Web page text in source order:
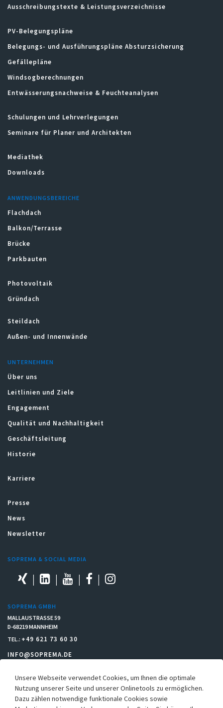
Ausschreibungstexte & Leistungsverzeichnisse
PV-Belegungspläne
Belegungs- und Ausführungspläne Absturzsicherung
Gefällepläne
Windsogberechnungen
Entwässerungsnachweise & Feuchteanalysen
Schulungen und Lehrverlegungen
Seminare für Planer und Architekten
Mediathek
Downloads
ANWENDUNGSBEREICHE
Flachdach
Balkon/Terrasse
Brücke
Parkbauten
Photovoltaik
Gründach
Steildach
Außen- und Innenwände
UNTERNEHMEN
Über uns
Leitlinien und Ziele
Engagement
Qualität und Nachhaltigkeit
Geschäftsleitung
Historie
Karriere
Presse
News
Newsletter
SOPREMA & SOCIAL MEDIA
SOPREMA GMBH
MALLAUSTRASSE 59
D-68219 MANNHEIM
TEL.: +49 621 73 60 30
INFO@SOPREMA.DE
Einkaufsbedingungen
Unsere Webseite verwendet Cookies, um Ihnen die optimale
Nutzung unserer Seite und unserer Onlinetools zu ermöglichen.
Dazu zählen notwendige funktionale Cookies sowie